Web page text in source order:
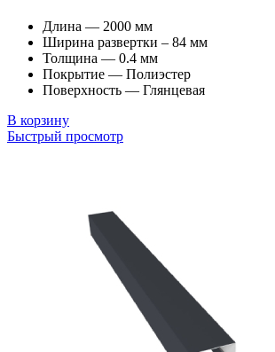
Длина — 2000 мм
Ширина развертки – 84 мм
Толщина — 0.4 мм
Покрытие — Полиэстер
Поверхность — Глянцевая
В корзину
Быстрый просмотр